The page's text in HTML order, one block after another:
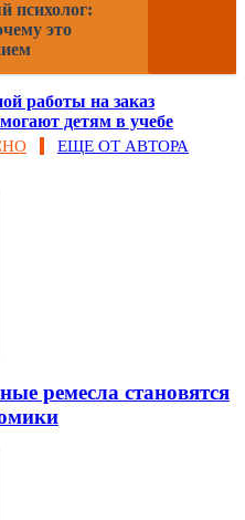
психолог:
это
работы на заказ
детям в учебе
ЕЩЕ ОТ АВТОРА
ремесла становятся